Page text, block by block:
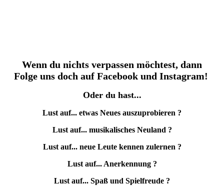
Wenn du nichts verpassen möchtest, dann
Folge uns doch auf Facebook und Instagram!
Oder du hast...
Lust auf... etwas Neues auszuprobieren ?
Lust auf... musikalisches Neuland ?
Lust auf... neue Leute kennen zulernen ?
Lust auf... Anerkennung ?
Lust auf... Spaß und Spielfreude ?